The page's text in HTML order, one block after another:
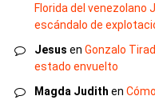
Florida del venezolano
escándalo de
Jesus en Gonzalo
estado envuelto
Magda Judith en